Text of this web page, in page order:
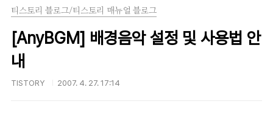
티스토리 블로그/티스토리 매뉴얼 블로그
[AnyBGM] 배경음악 설정 및 사용법 안
내
TISTORY 2007. 4. 27. 17:14